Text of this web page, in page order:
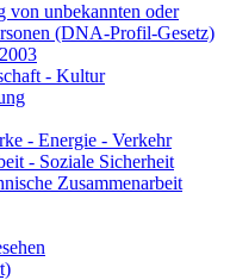
von unbekannten oder
(DNA-Profil-Gesetz)
- Kultur
- Energie - Verkehr
- Soziale Sicherheit
Zusammenarbeit